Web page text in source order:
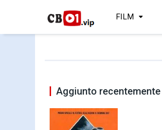
FILM
Aggiunto recentemente